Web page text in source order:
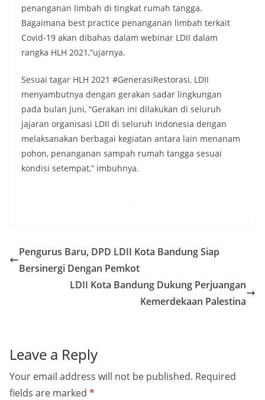
penanganan limbah di tingkat rumah tangga.
Bagaimana best practice penanganan limbah terkait
Covid-19 akan dibahas dalam webinar LDII dalam
rangka HLH 2021,”ujarnya.
Sesuai tagar HLH 2021 #GenerasiRestorasi, LDII
menyambutnya dengan gerakan sadar lingkungan
pada bulan Juni, “Gerakan ini dilakukan di seluruh
jajaran organisasi LDII di seluruh Indonesia dengan
melaksanakan berbagai kegiatan antara lain menanam
pohon, penanganan sampah rumah tangga sesuai
kondisi setempat,” imbuhnya.
Pengurus Baru, DPD LDII Kota Bandung Siap
Bersinergi Dengan Pemkot
LDII Kota Bandung Dukung Perjuangan
Kemerdekaan Palestina
Leave a Reply
Your email address will not be published. Required
fields are marked *